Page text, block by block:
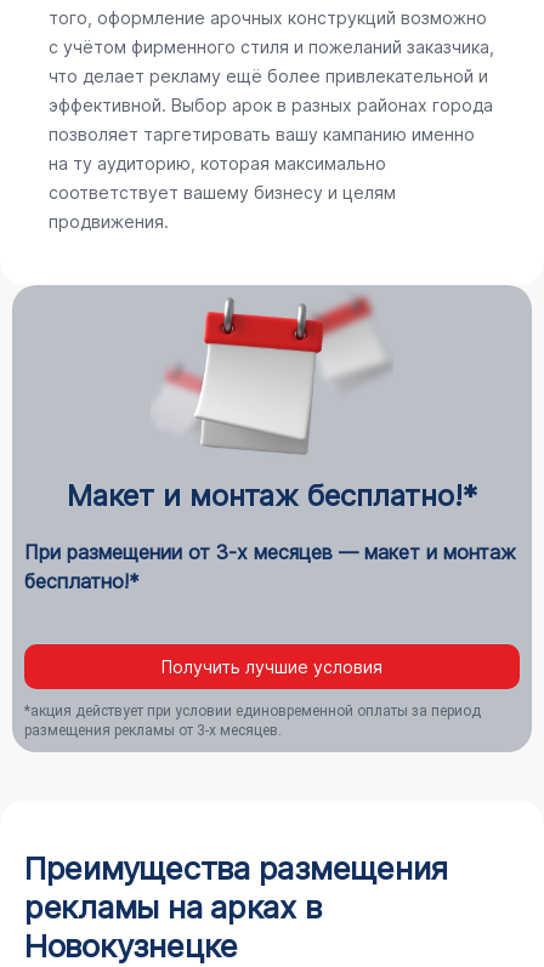
того, оформление арочных конструкций возможно
с учётом фирменного стиля и пожеланий заказчика,
что делает рекламу ещё более привлекательной и
эффективной. Выбор арок в разных районах города
позволяет таргетировать вашу кампанию именно
на ту аудиторию, которая максимально
соответствует вашему бизнесу и целям
продвижения.
Макет и монтаж бесплатно!*
При размещении от 3-х месяцев — макет и монтаж
бесплатно!*
Получить лучшие условия
*акция действует при условии единовременной оплаты за период
размещения рекламы от 3-х месяцев.
Преимущества размещения
рекламы на арках в
Новокузнецке